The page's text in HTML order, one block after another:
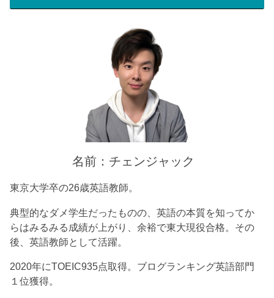
名前：チェンジャック
東京大学卒の26歳英語教師。
典型的なダメ学生だったものの、英語の本質を知ってか
らはみるみる成績が上がり、余裕で東大現役合格。その
後、英語教師として活躍。
2020年にTOEIC935点取得。ブログランキング英語部門
１位獲得。